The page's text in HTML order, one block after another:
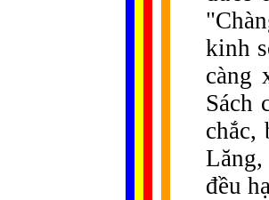
kinh
càng
Sách
chắc,
đều